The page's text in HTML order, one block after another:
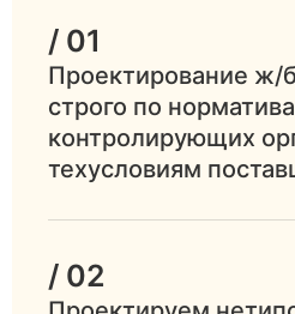
/ 01
Проектирование ж/
строго по
контролирующих
техусловиям
/ 02